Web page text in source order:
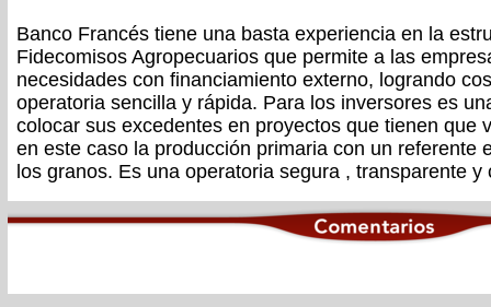
Banco Francés tiene una basta experiencia en la
Fidecomisos Agropecuarios que permite a las
necesidades con financiamiento externo, logrando
operatoria sencilla y rápida. Para los inversores es
colocar sus excedentes en proyectos que tienen que
en este caso la producción primaria con un referente
los granos. Es una operatoria segura , transparente